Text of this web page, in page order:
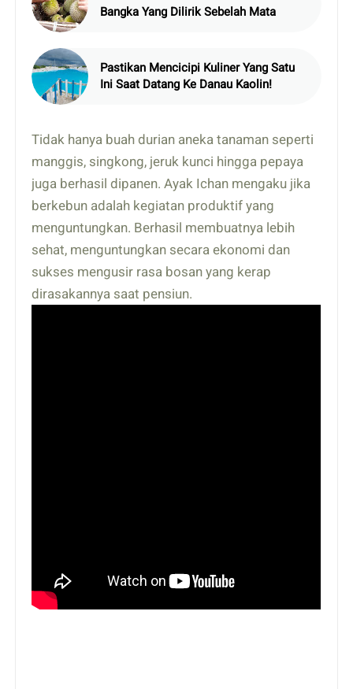
Bangka Yang Dilirik Sebelah Mata
Pastikan Mencicipi Kuliner Yang Satu
Ini Saat Datang Ke Danau Kaolin!
Tidak hanya buah durian aneka tanaman seperti
manggis, singkong, jeruk kunci hingga pepaya
juga berhasil dipanen. Ayak Ichan mengaku jika
berkebun adalah kegiatan produktif yang
menguntungkan. Berhasil membuatnya lebih
sehat, menguntungkan secara ekonomi dan
sukses mengusir rasa bosan yang kerap
dirasakannya saat pensiun.